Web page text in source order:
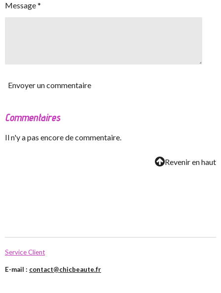
Message *
Envoyer un commentaire
Commentaires
Il n'y a pas encore de commentaire.
Revenir en haut
Service Client
E-mail : contact@chicbeaute.fr